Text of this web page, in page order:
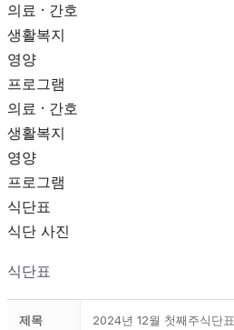
의료 · 간호
생활복지
영양
프로그램
의료 · 간호
생활복지
영양
프로그램
식단표
식단 사진
식단표
제목 2024년 12월 첫째주식단표